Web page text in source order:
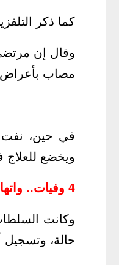
كما ذكر
مصاب
في حين، نفت
ويخضع
4 وفيات.. واتهامات بالتستر
حالة، وتسجيل